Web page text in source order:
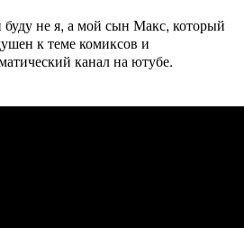
буду не я, а мой сын Макс, который
к теме комиксов и
канал на ютубе.